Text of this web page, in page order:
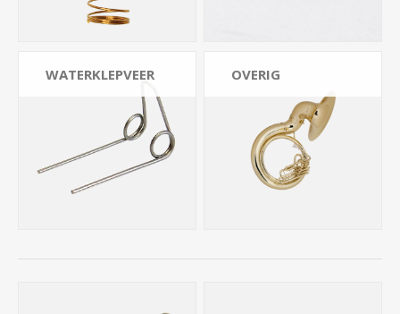
WATERKLEPVEER OVERIG